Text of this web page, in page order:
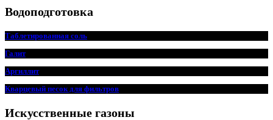
Водоподготовка
Таблетированная соль
Галит
Аргиллит
Кварцевый песок для фильтров
Искусственные газоны